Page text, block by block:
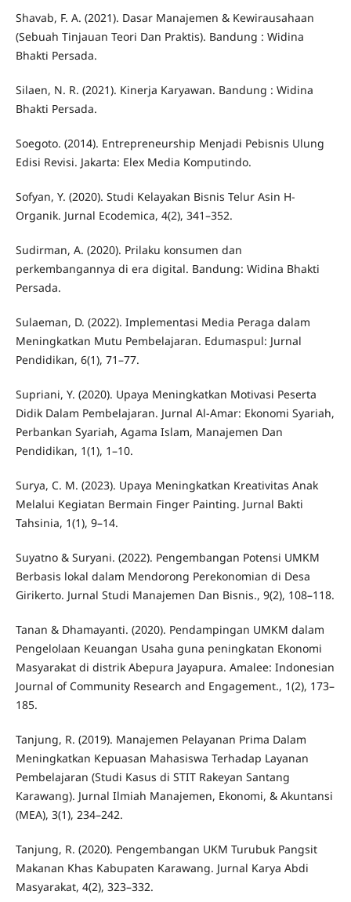
Shavab, F. A. (2021). Dasar Manajemen & Kewirausahaan
(Sebuah Tinjauan Teori Dan Praktis). Bandung : Widina
Bhakti Persada.
Silaen, N. R. (2021). Kinerja Karyawan. Bandung : Widina
Bhakti Persada.
Soegoto. (2014). Entrepreneurship Menjadi Pebisnis Ulung
Edisi Revisi. Jakarta: Elex Media Komputindo.
Sofyan, Y. (2020). Studi Kelayakan Bisnis Telur Asin H-
Organik. Jurnal Ecodemica, 4(2), 341–352.
Sudirman, A. (2020). Prilaku konsumen dan
perkembangannya di era digital. Bandung: Widina Bhakti
Persada.
Sulaeman, D. (2022). Implementasi Media Peraga dalam
Meningkatkan Mutu Pembelajaran. Edumaspul: Jurnal
Pendidikan, 6(1), 71–77.
Supriani, Y. (2020). Upaya Meningkatkan Motivasi Peserta
Didik Dalam Pembelajaran. Jurnal Al-Amar: Ekonomi Syariah,
Perbankan Syariah, Agama Islam, Manajemen Dan
Pendidikan, 1(1), 1–10.
Surya, C. M. (2023). Upaya Meningkatkan Kreativitas Anak
Melalui Kegiatan Bermain Finger Painting. Jurnal Bakti
Tahsinia, 1(1), 9–14.
Suyatno & Suryani. (2022). Pengembangan Potensi UMKM
Berbasis lokal dalam Mendorong Perekonomian di Desa
Girikerto. Jurnal Studi Manajemen Dan Bisnis., 9(2), 108–118.
Tanan & Dhamayanti. (2020). Pendampingan UMKM dalam
Pengelolaan Keuangan Usaha guna peningkatan Ekonomi
Masyarakat di distrik Abepura Jayapura. Amalee: Indonesian
Journal of Community Research and Engagement., 1(2), 173–
185.
Tanjung, R. (2019). Manajemen Pelayanan Prima Dalam
Meningkatkan Kepuasan Mahasiswa Terhadap Layanan
Pembelajaran (Studi Kasus di STIT Rakeyan Santang
Karawang). Jurnal Ilmiah Manajemen, Ekonomi, & Akuntansi
(MEA), 3(1), 234–242.
Tanjung, R. (2020). Pengembangan UKM Turubuk Pangsit
Makanan Khas Kabupaten Karawang. Jurnal Karya Abdi
Masyarakat, 4(2), 323–332.